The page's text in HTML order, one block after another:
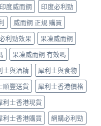
印度威而鋼
印度必利勁
威而鋼 正規 購買
利勁效果
果凍威而鋼
果凍威而鋼 有效嗎
士與酒精
犀利士與食物
順豐送貨
犀利士香港價格
利士香港現貨
利士香港購買
網購必利勁